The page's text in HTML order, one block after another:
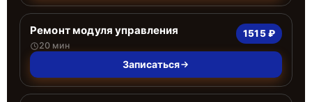
Ремонт модуля управления
20 мин
1515 ₽
Записаться